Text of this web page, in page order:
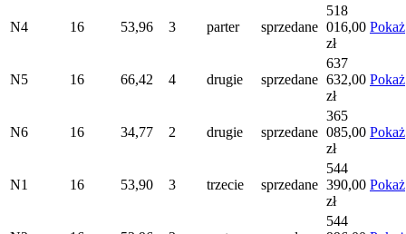
N4 16 53,96 3 parter sprzedane
518
016,00
zł
Pokaż
N5 16 66,42 4 drugie sprzedane
637
632,00
zł
Pokaż
N6 16 34,77 2 drugie sprzedane
365
085,00
zł
Pokaż
N1 16 53,90 3 trzecie sprzedane
544
390,00
zł
Pokaż
544